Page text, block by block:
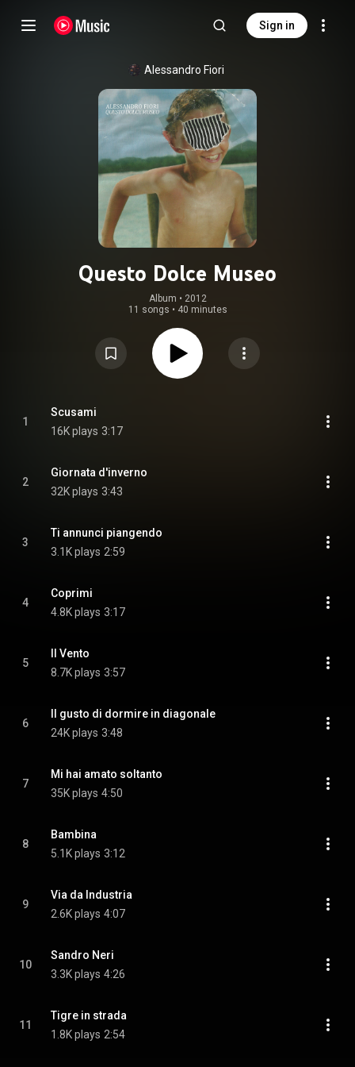
Sign in
Alessandro Fiori
Questo Dolce Museo
Album • 2012
11 songs • 40 minutes
1
Scusami
16K plays 3:17
2
Giornata d'inverno
32K plays 3:43
3
Ti annunci piangendo
3.1K plays 2:59
4
Coprimi
4.8K plays 3:17
5
Il Vento
8.7K plays 3:57
6
Il gusto di dormire in diagonale
24K plays 3:48
7
Mi hai amato soltanto
35K plays 4:50
8
Bambina
5.1K plays 3:12
9
Via da Industria
2.6K plays 4:07
10
Sandro Neri
3.3K plays 4:26
11
Tigre in strada
1.8K plays 2:54